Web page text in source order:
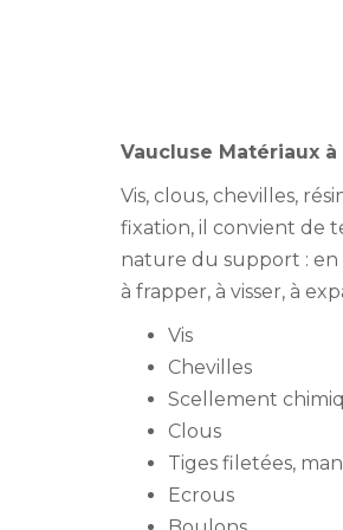
Vaucluse Matériaux
Vis, clous, chevilles,
fixation, il convient de
nature du support :
à frapper, à visser, à
Vis
Chevilles
Scellement
Clous
Tiges filetées,
Ecrous